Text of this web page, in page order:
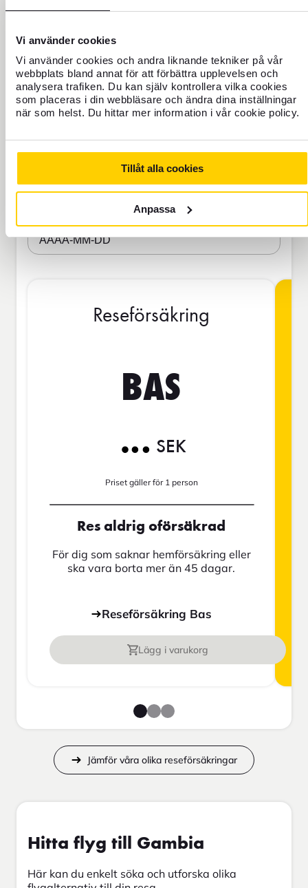
Vi använder cookies
Vi använder cookies och andra liknande tekniker på vår
webbplats bland annat för att förbättra upplevelsen och
analysera trafiken. Du kan själv kontrollera vilka cookies
som placeras i din webbläsare och ändra dina inställningar
när som helst. Du hittar mer information i vår cookie policy.
Tillåt alla cookies
Anpassa
Europa USA
Jag har hemförsäkring
Ja Nej
Mellan vilka datum ska du resa?
ÅÅÅÅ-MM-DD
ÅÅÅÅ-MM-DD
Reseförsäkring
BAS
SEK
Priset gäller för 1 person
Res aldrig oförsäkrad
För dig som saknar hemförsäkring eller
ska vara borta mer än 45 dagar.
Reseförsäkring Bas
Lägg i varukorg
Jämför våra olika reseförsäkringar
Hitta flyg till Gambia
Här kan du enkelt söka och utforska olika